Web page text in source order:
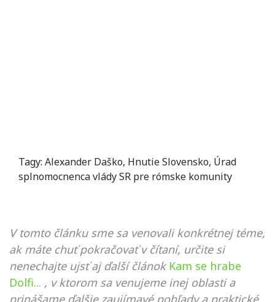
Tagy: Alexander Daško, Hnutie Slovensko, Úrad
splnomocnenca vlády SR pre rómske komunity
V tomto článku sme sa venovali konkrétnej téme,
ak máte chuť pokračovať v čítaní, určite si
nenechajte ujsť aj ďalší článok Kam se hrabe
Dolfi... , v ktorom sa venujeme inej oblasti a
prinášame ďalšie zaujímavé pohľady a praktické